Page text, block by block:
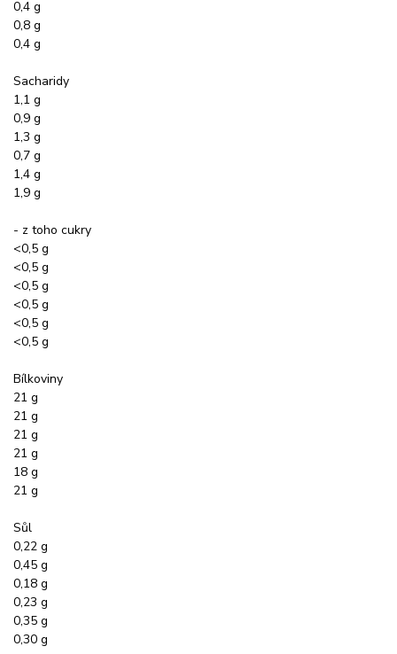
0,4 g
0,8 g
0,4 g
Sacharidy
1,1 g
0,9 g
1,3 g
0,7 g
1,4 g
1,9 g
- z toho cukry
<0,5 g
<0,5 g
<0,5 g
<0,5 g
<0,5 g
<0,5 g
Bílkoviny
21 g
21 g
21 g
21 g
18 g
21 g
Sůl
0,22 g
0,45 g
0,18 g
0,23 g
0,35 g
0,30 g